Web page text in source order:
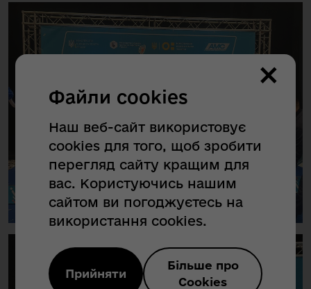
×
Файли cookies
Наш веб-сайт використовує
cookies для того, щоб зробити
перегляд сайту кращим для
вас. Користуючись нашим
сайтом ви погоджуєтесь на
використання cookies.
Прийняти
Більше про
Cookies